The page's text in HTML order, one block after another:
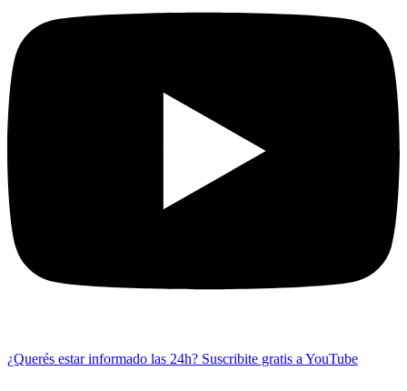
¿Querés estar informado las 24h? Suscribite gratis a YouTube